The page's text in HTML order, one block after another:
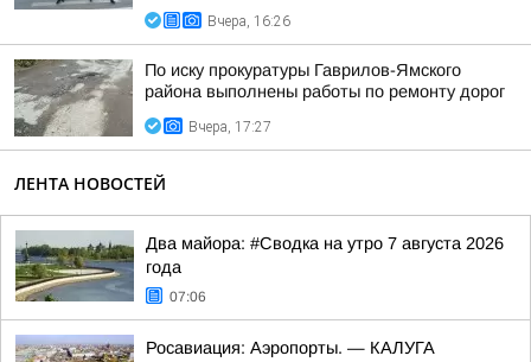
Вчера, 16:26
По иску прокуратуры Гаврилов-Ямского
района выполнены работы по ремонту дорог
Вчера, 17:27
ЛЕНТА НОВОСТЕЙ
Два майора: #Сводка на утро 7 августа 2026
года
07:06
Росавиация: Аэропорты. — КАЛУГА